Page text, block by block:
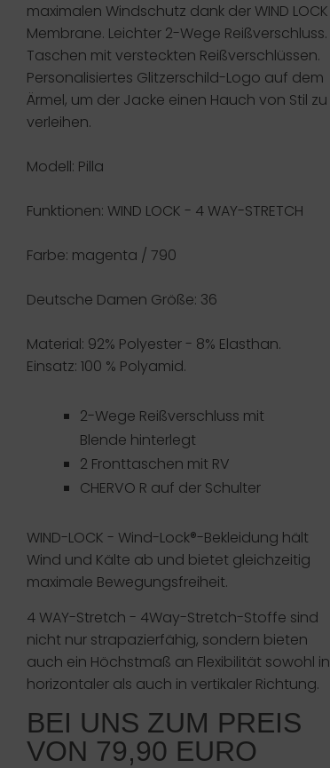
maximalen Windschutz dank der WIND LOCK
Membrane. Leichter 2-Wege Reißverschluss.
Taschen mit versteckten Reißverschlüssen.
Personalisiertes Glitzerschild-Logo auf dem
Ärmel, um der Jacke einen Hauch von Stil zu
verleihen.
Modell: Pilla
Funktionen: WIND LOCK - 4 WAY-STRETCH
Farbe: magenta / 790
Deutsche Damen Größe: 36
Material: 92% Polyester - 8% Elasthan.
Einsatz: 100 % Polyamid.
2-Wege Reißverschluss mit
Blende hinterlegt
2 Fronttaschen mit RV
CHERVO R auf der Schulter
WIND-LOCK - Wind-Lock®-Bekleidung hält
Wind und Kälte ab und bietet gleichzeitig
maximale Bewegungsfreiheit.
4 WAY-Stretch - 4Way-Stretch-Stoffe sind
nicht nur strapazierfähig, sondern bieten
auch ein Höchstmaß an Flexibilität sowohl in
horizontaler als auch in vertikaler Richtung.
BEI UNS ZUM PREIS
VON 79,90 EURO